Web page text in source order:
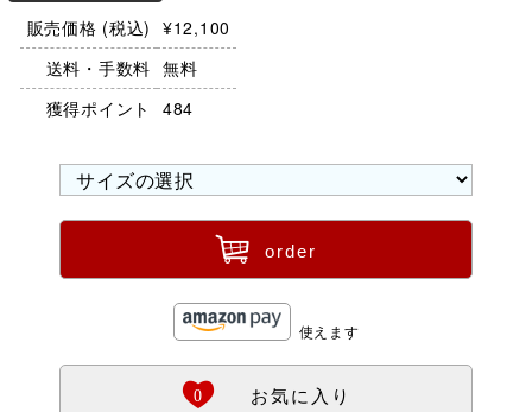
販売価格 (税込) ¥12,100
送料・手数料 無料
獲得ポイント
484
ü order
使えます
Ö
0 お気に入り